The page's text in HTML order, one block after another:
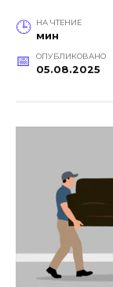
НА ЧТЕНИЕ
мин
ОПУБЛИКОВАНО
05.08.2025